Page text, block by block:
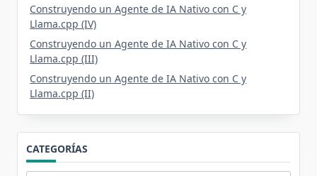
Construyendo un Agente de IA Nativo con C y
Llama.cpp (IV)
Construyendo un Agente de IA Nativo con C y
Llama.cpp (III)
Construyendo un Agente de IA Nativo con C y
Llama.cpp (II)
CATEGORÍAS